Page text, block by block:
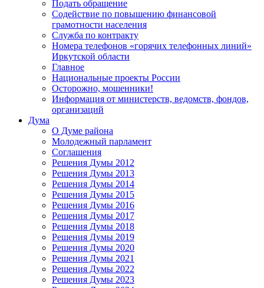
Подать обращение
Содействие по повышению финансовой
грамотности населения
Служба по контракту
Номера телефонов «горячих телефонных линий»
Иркутской области
Главное
Национальные проекты России
Осторожно, мошенники!
Информация от министерств, ведомств, фондов,
организаций
Дума
О Думе района
Молодежный парламент
Соглашения
Решения Думы 2012
Решения Думы 2013
Решения Думы 2014
Решения Думы 2015
Решения Думы 2016
Решения Думы 2017
Решения Думы 2018
Решения Думы 2019
Решения Думы 2020
Решения Думы 2021
Решения Думы 2022
Решения Думы 2023